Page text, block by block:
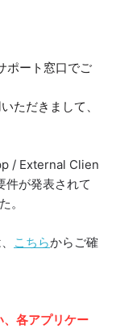
ポート窓口でご
ただきまして、
/ External Clien
件が発表されて
。
こちらからご確
各アプリケー